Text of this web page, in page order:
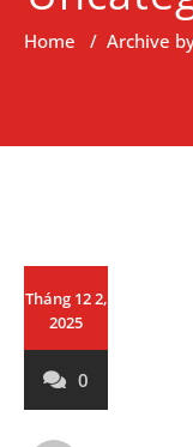
Home / Archive
Tháng 12 2,
2025
0